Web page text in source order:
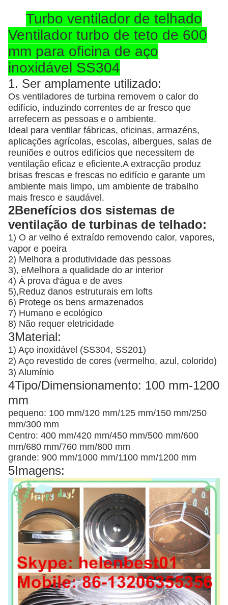
Turbo ventilador de telhado
Ventilador turbo de teto de 600
mm para oficina de aço
inoxidável SS304
1. Ser amplamente utilizado:
Os ventiladores de turbina removem o calor do
edifício, induzindo correntes de ar fresco que
arrefecem as pessoas e o ambiente.
Ideal para ventilar fábricas, oficinas, armazéns,
aplicações agrícolas, escolas, albergues, salas de
reuniões e outros edifícios que necessitem de
ventilação eficaz e eficiente.A extracção produz
brisas frescas e frescas no edifício e garante um
ambiente mais limpo, um ambiente de trabalho
mais fresco e saudável.
2Benefícios dos sistemas de
ventilação de turbinas de telhado:
1) O ar velho é extraído removendo calor, vapores,
vapor e poeira
2) Melhora a produtividade das pessoas
3), eMelhora a qualidade do ar interior
4) À prova d'água e de aves
5),Reduz danos estruturais em lofts
6) Protege os bens armazenados
7) Humano e ecológico
8) Não requer eletricidade
3Material:
1) Aço inoxidável (SS304, SS201)
2) Aço revestido de cores (vermelho, azul, colorido)
3) Alumínio
4Tipo/Dimensionamento: 100 mm-1200
mm
pequeno: 100 mm/120 mm/125 mm/150 mm/250
mm/300 mm
Centro: 400 mm/420 mm/450 mm/500 mm/600
mm/680 mm/760 mm/800 mm
grande: 900 mm/1000 mm/1100 mm/1200 mm
5Imagens: